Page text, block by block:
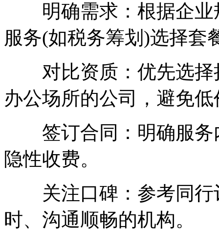
明确需求：根据企业
服务(如税务筹划)选择套
对比资质：优先选择
办公场所的公司，避免
签订合同：明确服务
隐性收费。
关注口碑：参考同行
时、沟通顺畅的机构。